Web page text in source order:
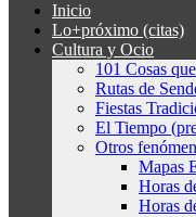
Inicio
Lo+próximo (citas)
Cultura y Ocio
101 Cosas
Rutas de
Fiestas
El Tiempo
Otros
Mapas
Horas
Horas